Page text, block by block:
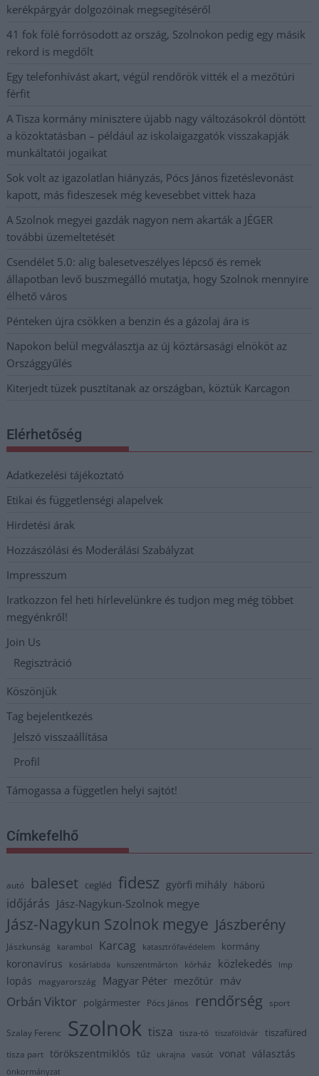
kerékpárgyár dolgozóinak megsegítéséről
41 fok fölé forrósodott az ország, Szolnokon pedig egy másik
rekord is megdőlt
Egy telefonhívást akart, végül rendőrök vitték el a mezőtúri
férfit
A Tisza kormány minisztere újabb nagy változásokról döntött
a közoktatásban – például az iskolaigazgatók visszakapják
munkáltatói jogaikat
Sok volt az igazolatlan hiányzás, Pócs János fizetéslevonást
kapott, más fideszesek még kevesebbet vittek haza
A Szolnok megyei gazdák nagyon nem akarták a JÉGER
további üzemeltetését
Csendélet 5.0: alig balesetveszélyes lépcső és remek
állapotban levő buszmegálló mutatja, hogy Szolnok mennyire
élhető város
Pénteken újra csökken a benzin és a gázolaj ára is
Napokon belül megválasztja az új köztársasági elnököt az
Országgyűlés
Kiterjedt tüzek pusztítanak az országban, köztük Karcagon
Elérhetőség
Adatkezelési tájékoztató
Etikai és függetlenségi alapelvek
Hirdetési árak
Hozzászólási és Moderálási Szabályzat
Impresszum
Iratkozzon fel heti hírlevelünkre és tudjon meg még többet
megyénkről!
Join Us
Regisztráció
Köszönjük
Tag bejelentkezés
Jelszó visszaállítása
Profil
Támogassa a független helyi sajtót!
Címkefelhő
autó baleset cegléd fidesz györfi mihály háború
időjárás Jász-Nagykun-Szolnok megye
Jász-Nagykun Szolnok megye Jászberény
Jászkunság karambol Karcag katasztrófavédelem kormány
koronavírus kosárlabda kunszentmárton kórház közlekedés lmp
lopás magyarország Magyar Péter mezőtúr máv
Orbán Viktor polgármester Pócs János rendőrség sport
Szalay Ferenc Szolnok tisza tisza-tó tiszaföldvár tiszafüred
tisza part törökszentmiklós tűz ukrajna vasút vonat választás
önkormányzat